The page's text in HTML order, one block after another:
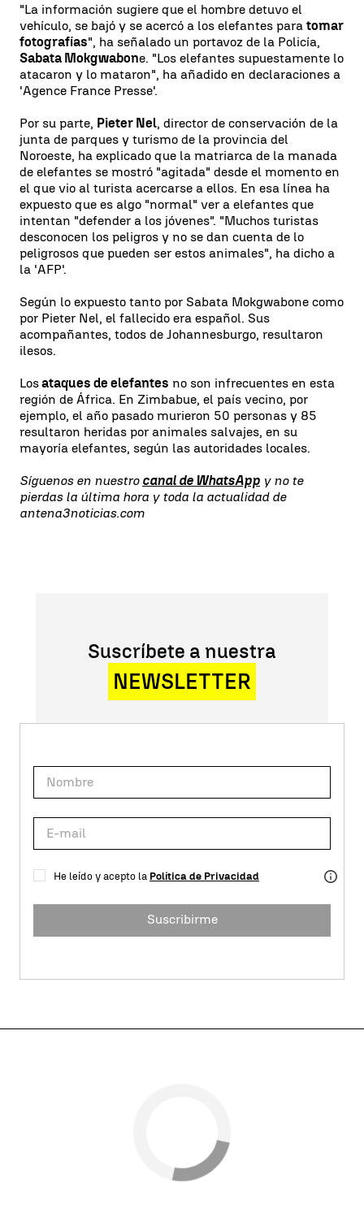
"La información sugiere que el hombre detuvo el
vehículo, se bajó y se acercó a los elefantes para tomar
fotografías", ha señalado un portavoz de la Policía,
Sabata Mokgwabone. "Los elefantes supuestamente lo
atacaron y lo mataron", ha añadido en declaraciones a
'Agence France Presse'.
Por su parte, Pieter Nel, director de conservación de la
junta de parques y turismo de la provincia del
Noroeste, ha explicado que la matriarca de la manada
de elefantes se mostró "agitada" desde el momento en
el que vio al turista acercarse a ellos. En esa línea ha
expuesto que es algo "normal" ver a elefantes que
intentan "defender a los jóvenes". "Muchos turistas
desconocen los peligros y no se dan cuenta de lo
peligrosos que pueden ser estos animales", ha dicho a
la 'AFP'.
Según lo expuesto tanto por Sabata Mokgwabone como
por Pieter Nel, el fallecido era español. Sus
acompañantes, todos de Johannesburgo, resultaron
ilesos.
Losataques de elefantes no son infrecuentes en esta
región de África. En Zimbabue, el país vecino, por
ejemplo, el año pasado murieron 50 personas y 85
resultaron heridas por animales salvajes, en su
mayoría elefantes, según las autoridades locales.
Síguenos en nuestro canal de WhatsApp y no te
pierdas la última hora y toda la actualidad de
antena3noticias.com
Suscríbete a nuestra
NEWSLETTER
He leído y acepto la Política de Privacidad
Suscribirme